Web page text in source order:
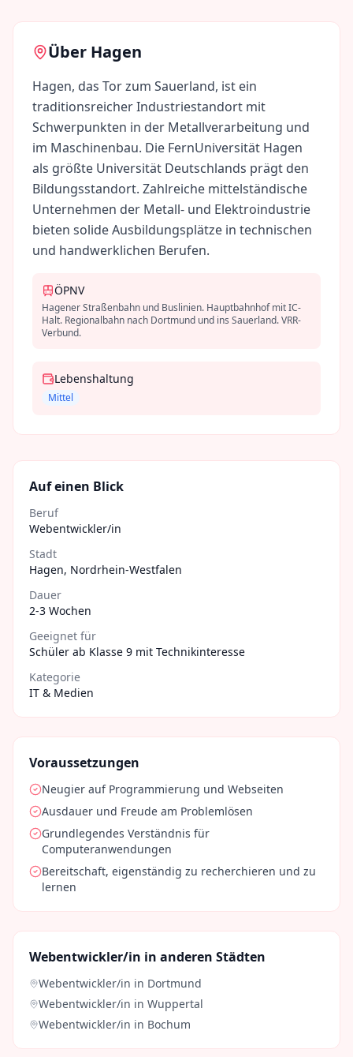
Über Hagen
Hagen, das Tor zum Sauerland, ist ein
traditionsreicher Industriestandort mit
Schwerpunkten in der Metallverarbeitung und
im Maschinenbau. Die FernUniversität Hagen
als größte Universität Deutschlands prägt den
Bildungsstandort. Zahlreiche mittelständische
Unternehmen der Metall- und Elektroindustrie
bieten solide Ausbildungsplätze in technischen
und handwerklichen Berufen.
ÖPNV
Hagener Straßenbahn und Buslinien. Hauptbahnhof mit IC-
Halt. Regionalbahn nach Dortmund und ins Sauerland. VRR-
Verbund.
Lebenshaltung
Mittel
Auf einen Blick
Beruf
Webentwickler/in
Stadt
Hagen, Nordrhein-Westfalen
Dauer
2-3 Wochen
Geeignet für
Schüler ab Klasse 9 mit Technikinteresse
Kategorie
IT & Medien
Voraussetzungen
Neugier auf Programmierung und Webseiten
Ausdauer und Freude am Problemlösen
Grundlegendes Verständnis für
Computeranwendungen
Bereitschaft, eigenständig zu recherchieren und zu
lernen
Webentwickler/in in anderen Städten
Webentwickler/in in Dortmund
Webentwickler/in in Wuppertal
Webentwickler/in in Bochum